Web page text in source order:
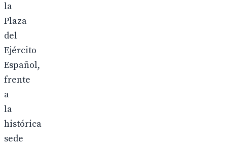
la
Plaza
del
Ejército
Español,
frente
a
la
histórica
sede